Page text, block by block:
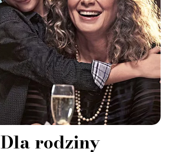
Dla rodziny